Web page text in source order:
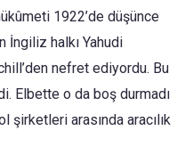
1922’de düşünce
İngiliz halkı Yahudi
nefret ediyordu. Bu
Elbette o da boş durmadı
şirketleri arasında aracılık